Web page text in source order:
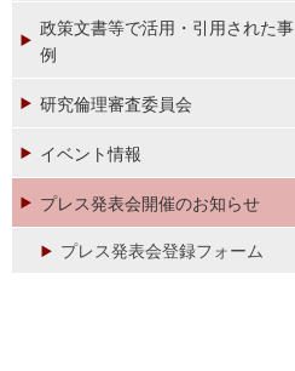
政策文書等で活用・引用された事
例
研究倫理審査委員会
イベント情報
プレス発表会開催のお知らせ
プレス発表会登録フォーム